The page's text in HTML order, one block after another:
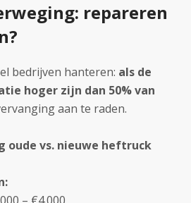
repareren
bedrijven hanteren: als de
hoger zijn dan 50% van
aan te raden.
oude vs. nieuwe heftruck